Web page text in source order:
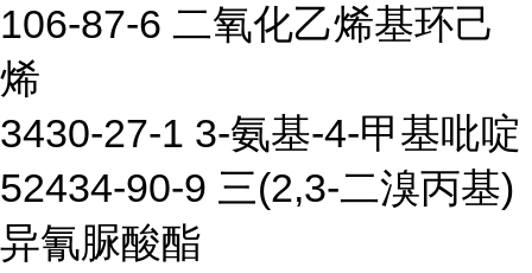
106-87-6 二氧化乙烯基环己
烯
3430-27-1 3-氨基-4-甲基吡啶
52434-90-9 三(2,3-二溴丙基)
异氰脲酸酯